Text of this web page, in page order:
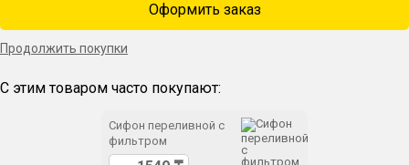
Оформить заказ
Продолжить покупки
С этим товаром часто покупают:
Сифон переливной с
фильтром